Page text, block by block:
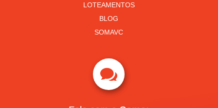
LOTEAMENTOS
BLOG
SOMAVC
